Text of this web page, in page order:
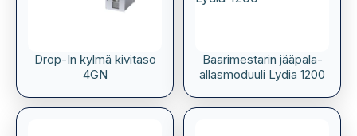
Drop-In kylmä kivitaso
4GN
Baarimestarin jääpala-
allasmoduuli Lydia 1200